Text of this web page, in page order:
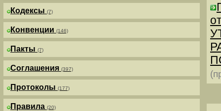
Кодексы (7)
Конвенции (146)
Пакты (7)
Соглашения (397)
Протоколы (177)
Правила (20)